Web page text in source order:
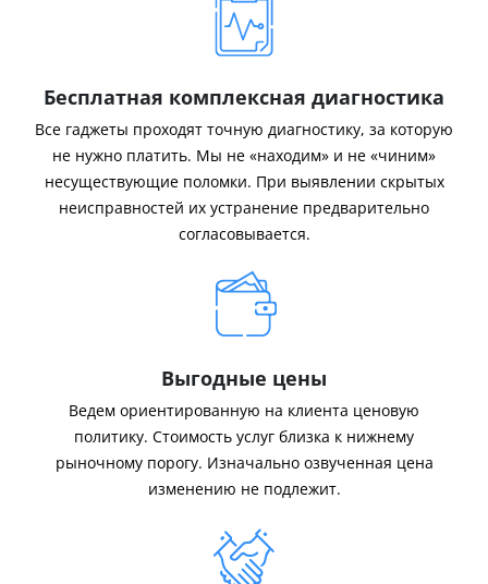
Бесплатная комплексная диагностика
Все гаджеты проходят точную диагностику, за которую
не нужно платить. Мы не «находим» и не «чиним»
несуществующие поломки. При выявлении скрытых
неисправностей их устранение предварительно
согласовывается.
Выгодные цены
Ведем ориентированную на клиента ценовую
политику. Стоимость услуг близка к нижнему
рыночному порогу. Изначально озвученная цена
изменению не подлежит.